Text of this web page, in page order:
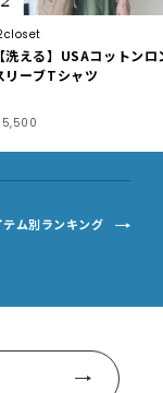
【洗える】USAコットンロ
リーブTシャツ
5,500
テム別ランキング